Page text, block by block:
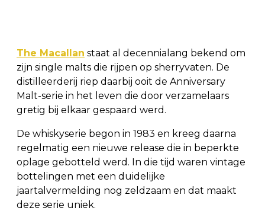
The Macallan staat al decennialang bekend om
zijn single malts die rijpen op sherryvaten. De
distilleerderij riep daarbij ooit de Anniversary
Malt-serie in het leven die door verzamelaars
gretig bij elkaar gespaard werd.
De whiskyserie begon in 1983 en kreeg daarna
regelmatig een nieuwe release die in beperkte
oplage gebotteld werd. In die tijd waren vintage
bottelingen met een duidelijke
jaartalvermelding nog zeldzaam en dat maakt
deze serie uniek.